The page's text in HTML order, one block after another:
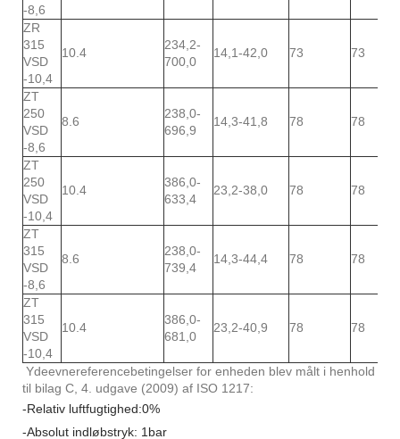
-8,6
ZR
315
VSD
-10,4
10.4
234,2-
700,0
14,1-42,0 73 73
ZT
250
VSD
-8,6
8.6
238,0-
696,9
14,3-41,8 78 78
ZT
250
VSD
-10,4
10.4
386,0-
633,4
23,2-38,0 78 78
ZT
315
VSD
-8,6
8.6
238,0-
739,4
14,3-44,4 78 78
ZT
315
VSD
-10,4
10.4
386,0-
681,0
23,2-40,9 78 78
Ydeevnereferencebetingelser for enheden blev målt i henhold
til bilag C, 4. udgave (2009) af ISO 1217:
-Relativ luftfugtighed:0%
-Absolut indløbstryk: 1bar